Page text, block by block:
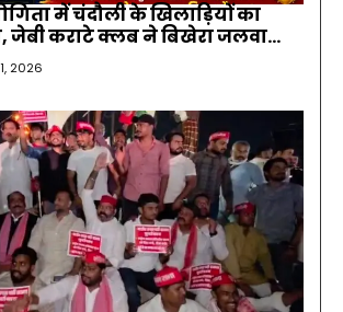
में चंदौली के खिलाड़ियों का
जेबी कराटे क्लब ने बिखेरा जलवा…
2026